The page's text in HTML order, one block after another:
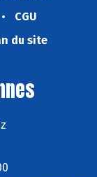
CGU
du site